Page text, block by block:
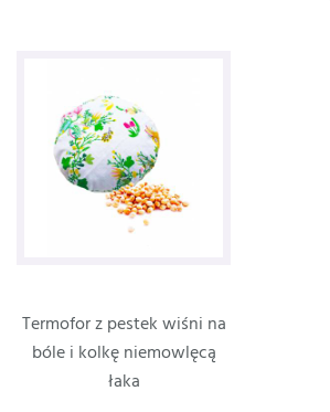
Termofor z pestek wiśni na
bóle i kolkę niemowlęcą
łaka